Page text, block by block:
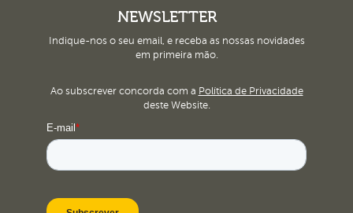
NEWSLETTER
Indique-nos o seu email, e receba as nossas novidades
em primeira mão.
Ao subscrever concorda com a Política de Privacidade
deste Website.